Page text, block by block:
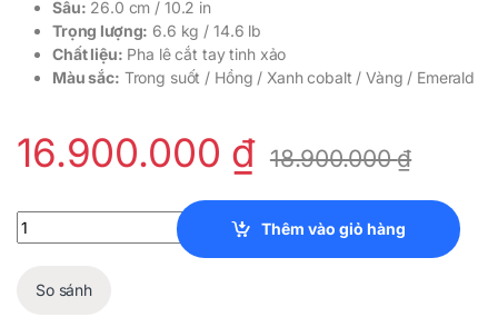
Sâu: 26.0 cm / 10.2 in
Trọng lượng: 6.6 kg / 14.6 lb
Chất liệu: Pha lê cắt tay tinh xảo
Màu sắc: Trong suốt / Hồng / Xanh cobalt / Vàng / Emerald
16.900.000 ₫ 18.900.000₫
Khay Panama Reflections Copenhagen quantity
Thêm vào giỏ hàng
So sánh